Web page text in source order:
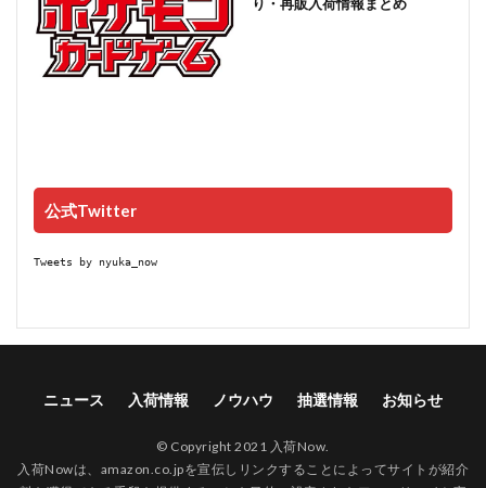
公式Twitter
Tweets by nyuka_now
ニュース 入荷情報 ノウハウ 抽選情報 お知らせ
© Copyright 2021 入荷Now.
入荷Nowは、amazon.co.jpを宣伝しリンクすることによってサイトが紹介